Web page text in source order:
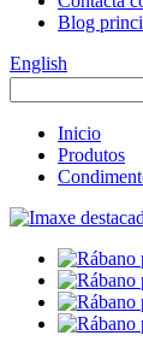
Blog
English
Inicio
Produtos